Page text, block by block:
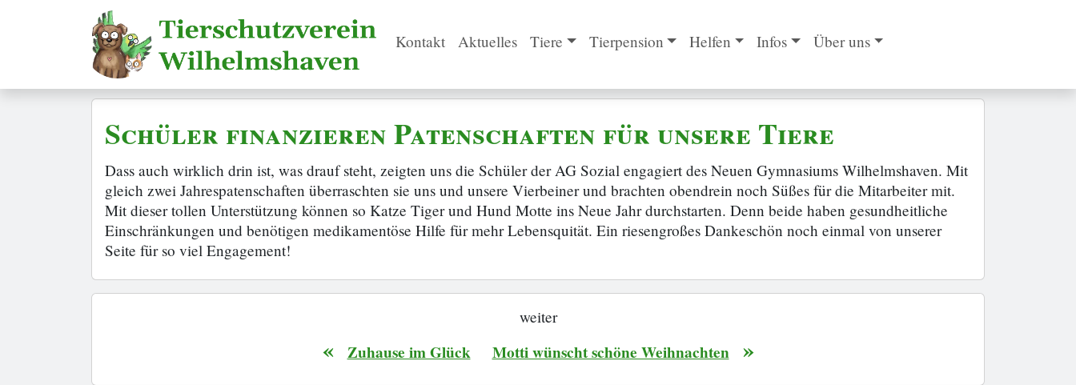
Kontakt Aktuelles Tiere Tierpension Helfen Infos Über uns
Schüler finanzieren Patenschaften für unsere Tiere
Dass auch wirklich drin ist, was drauf steht, zeigten uns die Schüler der AG Sozial engagiert des Neuen Gymnasiums Wilhelmshaven. Mit
gleich zwei Jahrespatenschaften überraschten sie uns und unsere Vierbeiner und brachten obendrein noch Süßes für die Mitarbeiter mit.
Mit dieser tollen Unterstützung können so Katze Tiger und Hund Motte ins Neue Jahr durchstarten. Denn beide haben gesundheitliche
Einschränkungen und benötigen medikamentöse Hilfe für mehr Lebensquität. Ein riesengroßes Dankeschön noch einmal von unserer
Seite für so viel Engagement!
weiter
« Zuhause im Glück Motti wünscht schöne Weihnachten »